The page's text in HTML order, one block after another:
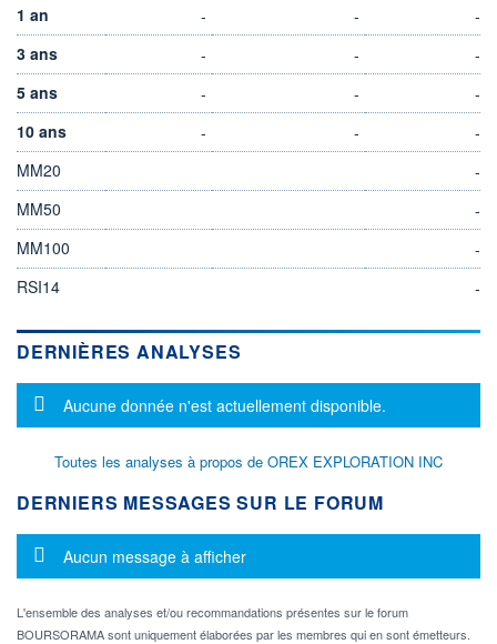
1 an
- -
-
3 ans
- -
-
5 ans
- -
-
10 ans
- -
-
MM20
-
MM50
-
MM100
-
RSI14
-
DERNIÈRES ANALYSES
Message d'information
Aucune donnée n'est actuellement disponible.
Toutes les analyses à propos de OREX EXPLORATION INC
DERNIERS MESSAGES SUR LE FORUM
Message d'information
Aucun message à afficher
L'ensemble des analyses et/ou recommandations présentes sur le forum
BOURSORAMA sont uniquement élaborées par les membres qui en sont émetteurs.